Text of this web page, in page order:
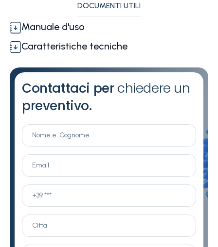
DOCUMENTI UTILI
Manuale d'uso
Caratteristiche tecniche
Contattaci perchiedere un
preventivo.